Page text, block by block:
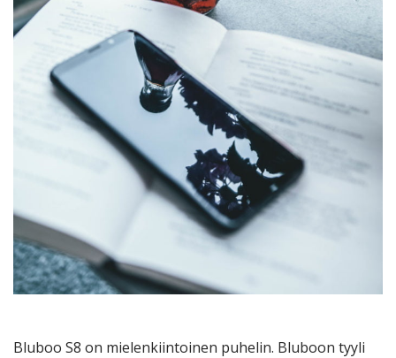
Bluboo S8 on mielenkiintoinen puhelin. Bluboon tyyli